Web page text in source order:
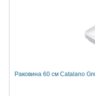
Раковина 60 см Catalano